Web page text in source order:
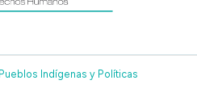
Indígenas y Políticas